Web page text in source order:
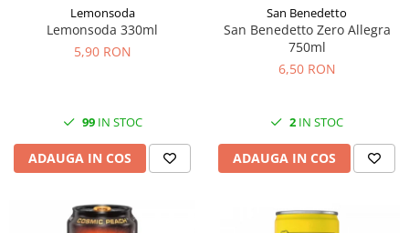
Lemonsoda
Lemonsoda 330ml
5,90 RON
99IN STOC
ADAUGA IN COS
San Benedetto
San Benedetto Zero Allegra
750ml
6,50 RON
2 IN STOC
ADAUGA IN COS